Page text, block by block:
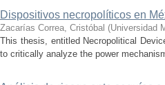
Dispositivos necropolíticos en
Zacarías Correa, Cristóbal (Universidad
This thesis, entitled Necropolitical
to critically analyze the power